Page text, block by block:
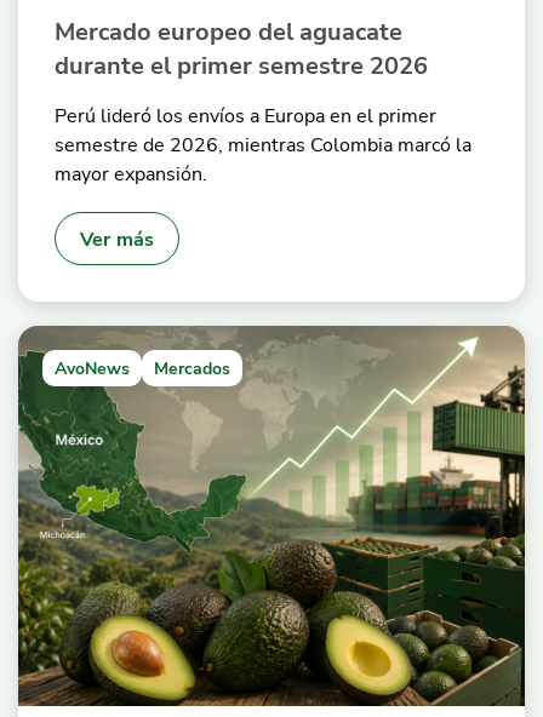
Mercado europeo del aguacate
durante el primer semestre 2026
Perú lideró los envíos a Europa en el primer
semestre de 2026, mientras Colombia marcó la
mayor expansión.
Ver más
AvoNews Mercados